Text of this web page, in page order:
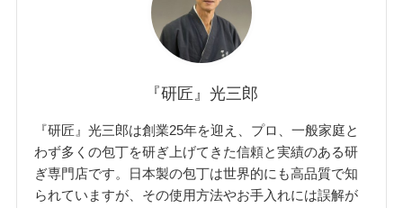
『研匠』光三郎
『研匠』光三郎は創業25年を迎え、プロ、一般家庭と
わず多くの包丁を研ぎ上げてきた信頼と実績のある研
ぎ専門店です。日本製の包丁は世界的にも高品質で知
られていますが、その使用方法やお手入れには誤解が